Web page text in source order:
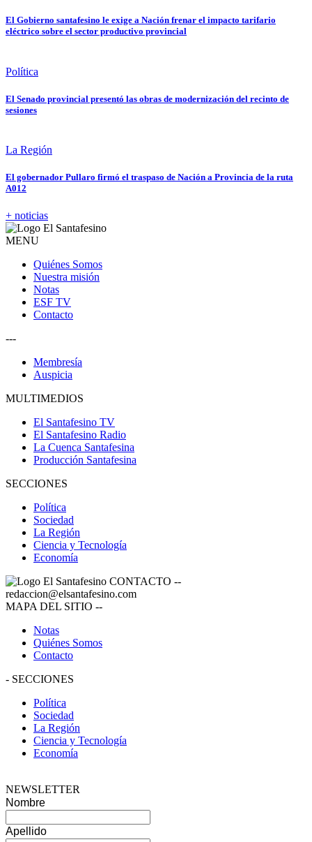
El Gobierno santafesino le exige a Nación frenar el impacto tarifario
eléctrico sobre el sector productivo provincial
Política
El Senado provincial presentó las obras de modernización del recinto de
sesiones
La Región
El gobernador Pullaro firmó el traspaso de Nación a Provincia de la ruta
A012
+ noticias
MENU
Quiénes Somos
Nuestra misión
Notas
ESF TV
Contacto
---
Membresía
Auspicia
MULTIMEDIOS
El Santafesino TV
El Santafesino Radio
La Cuenca Santafesina
Producción Santafesina
SECCIONES
Política
Sociedad
La Región
Ciencia y Tecnología
Economía
CONTACTO --
redaccion@elsantafesino.com
MAPA DEL SITIO --
Notas
Quiénes Somos
Contacto
- SECCIONES
Política
Sociedad
La Región
Ciencia y Tecnología
Economía
NEWSLETTER
Nombre
Apellido